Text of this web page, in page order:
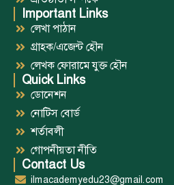
Important Links
লেখা পাঠান
গ্রাহক/এজেন্ট হৌন
লেখক ফোরামে যুক্ত হৌন
Quick Links
ডোনেশন
নোটিস বোর্ড
শর্তাবলী
গোপনীয়তা নীতি
Contact Us
ilmacademyedu23@gmail.com